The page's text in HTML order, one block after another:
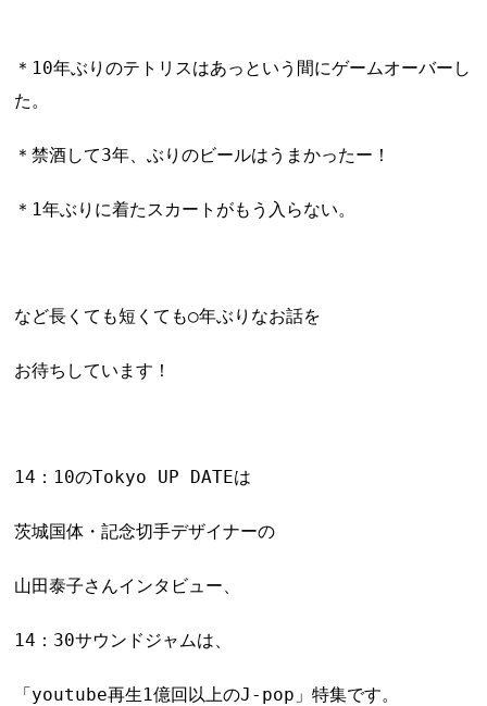
＊10年ぶりのテトリスはあっという間にゲームオーバーし
た。
＊禁酒して3年、ぶりのビールはうまかったー！
＊1年ぶりに着たスカートがもう入らない。
など長くても短くても○年ぶりなお話を
お待ちしています！
14：10のTokyo UP DATEは
茨城国体・記念切手デザイナーの
山田泰子さんインタビュー、
14：30サウンドジャムは、
「youtube再生1億回以上のJ-pop」特集です。